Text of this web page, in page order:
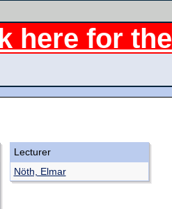
here for the
Lecturer
Nöth, Elmar